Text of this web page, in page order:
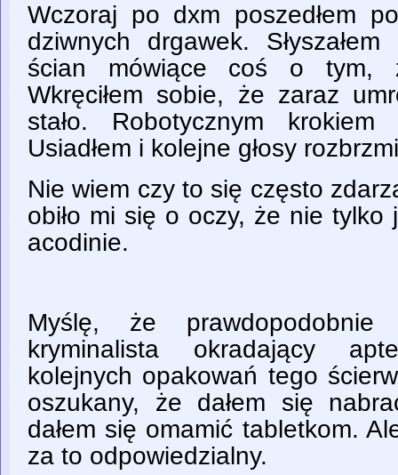
Wczoraj po dxm poszedłem
dziwnych drgawek.
ścian mówiące coś o tym,
Wkręciłem sobie, że zaraz
stało. Robotycznym
Usiadłem i kolejne głosy
Nie wiem czy to się często
obiło mi się o oczy, że nie
acodinie.
Myślę, że
kryminalista okradający
kolejnych opakowań tego
oszukany, że dałem się
dałem się omamić tabletkom.
za to odpowiedzialny.